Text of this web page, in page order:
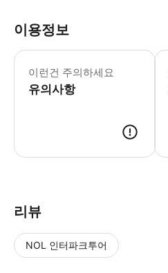
이용정보
이런건 주의하세요
유의사항
리뷰
NOL 인터파크투어